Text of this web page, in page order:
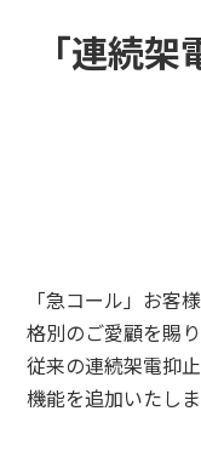
「連続
「急コール」お客
格別のご愛顧を賜
従来の連続架電抑
機能を追加いたし